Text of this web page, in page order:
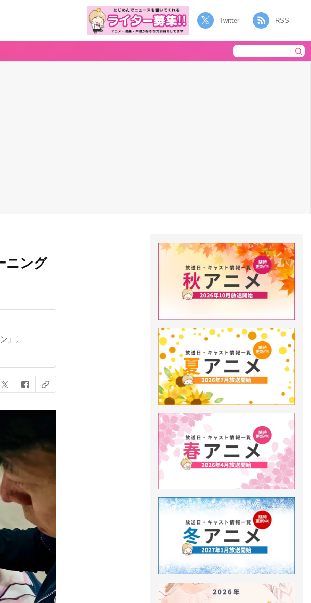
Twitter RSS
ニング
』。